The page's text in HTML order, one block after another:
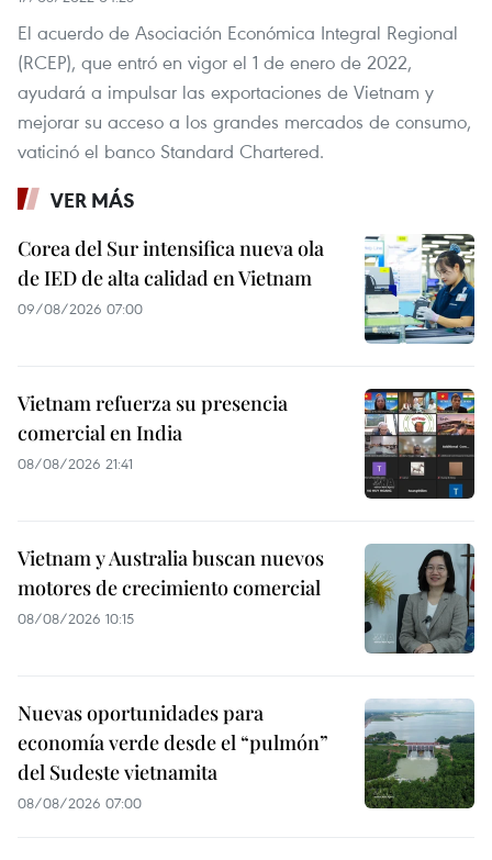
El acuerdo de Asociación Económica Integral Regional
(RCEP), que entró en vigor el 1 de enero de 2022,
ayudará a impulsar las exportaciones de Vietnam y
mejorar su acceso a los grandes mercados de consumo,
vaticinó el banco Standard Chartered.
VER MÁS
Corea del Sur intensifica nueva ola
de IED de alta calidad en Vietnam
09/08/2026 07:00
Vietnam refuerza su presencia
comercial en India
08/08/2026 21:41
Vietnam y Australia buscan nuevos
motores de crecimiento comercial
08/08/2026 10:15
Nuevas oportunidades para
economía verde desde el “pulmón”
del Sudeste vietnamita
08/08/2026 07:00